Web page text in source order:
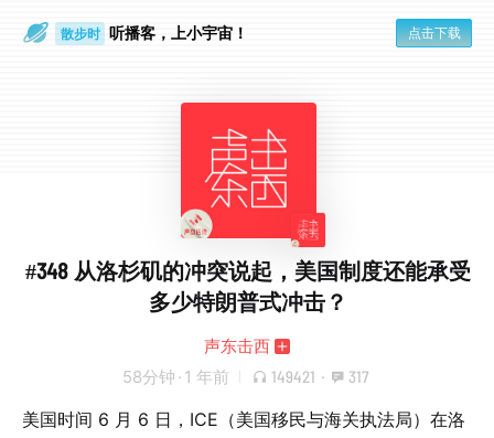
散步时 听播客，上小宇宙！ 点击下载
#348 从洛杉矶的冲突说起，美国制度还能承受
多少特朗普式冲击？
声东击西
58分钟 · 1 年前 149421 · 317
美国时间 6 月 6 日，ICE（美国移民与海关执法局）在洛